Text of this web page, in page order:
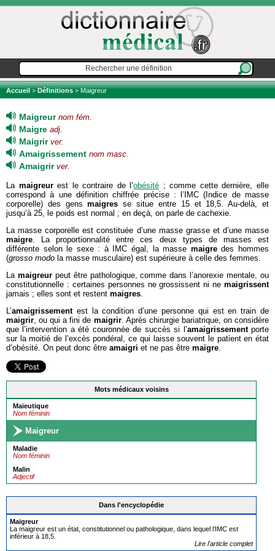
Accueil>Définitions> Maigreur
Mots médicaux voisins
Maïeutique
Nom féminin
Maigreur
Maladie
Nom féminin
Malin
Adjectif
Dans l'encyclopédie
Maigreur
La maigreur est un état, constitutionnel ou pathologique, dans lequel l’IMC est
inférieur à 18,5.
Lire l'article complet
Maigreur nom fém.
Maigre adj.
Maigrir ver.
Amaigrissement nom masc.
Amaigrir ver.
La maigreurest le contraire de l’obésité ; comme cette dernière, elle
correspond à une définition chiffrée précise : l’IMC (Indice de masse
corporelle) des gens maigres se situe entre 15 et 18,5. Au-delà, et
jusqu’à 25, le poids est normal ; en deçà, on parle de cachexie.
La masse corporelle est constituée d’une masse grasse et d’une masse
maigre. La proportionnalité entre ces deux types de masses est
différente selon le sexe : à IMC égal, la masse maigredes hommes
(grosso modo la masse musculaire) est supérieure à celle des femmes.
La maigreurpeut être pathologique, comme dans l’anorexie mentale, ou
constitutionnelle : certaines personnes ne grossissent ni ne maigrissent
jamais ; elles sont et restent maigres.
L’amaigrissementest la condition d’une personne qui est en train de
maigrir, ou qui a fini de maigrir. Après chirurgie bariatrique, on considère
que l’intervention a été couronnée de succès si l’amaigrissementporte
sur la moitié de l’excès pondéral, ce qui laisse souvent le patient en état
d’obésité. On peut donc être amaigri et ne pas être maigre.